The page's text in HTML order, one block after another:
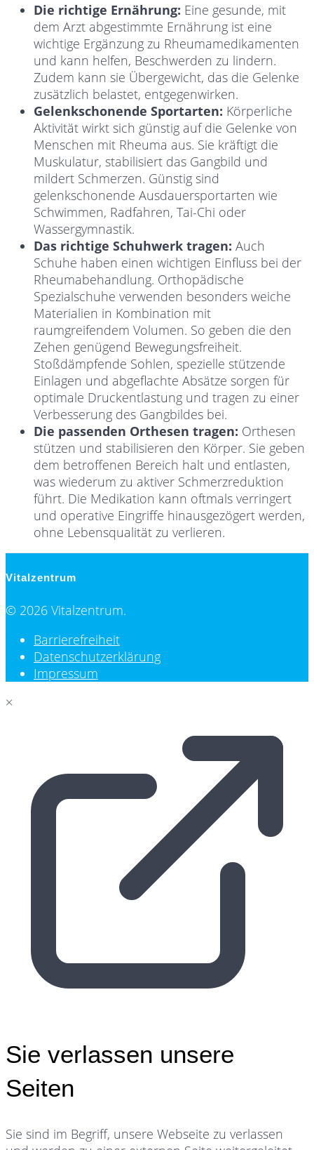
Die richtige Ernährung: Eine gesunde, mit
dem Arzt abgestimmte Ernährung ist eine
wichtige Ergänzung zu Rheumamedikamenten
und kann helfen, Beschwerden zu lindern.
Zudem kann sie Übergewicht, das die Gelenke
zusätzlich belastet, entgegenwirken.
Gelenkschonende Sportarten: Körperliche
Aktivität wirkt sich günstig auf die Gelenke von
Menschen mit Rheuma aus. Sie kräftigt die
Muskulatur, stabilisiert das Gangbild und
mildert Schmerzen. Günstig sind
gelenkschonende Ausdauersportarten wie
Schwimmen, Radfahren, Tai-Chi oder
Wassergymnastik.
Das richtige Schuhwerk tragen: Auch
Schuhe haben einen wichtigen Einfluss bei der
Rheumabehandlung. Orthopädische
Spezialschuhe verwenden besonders weiche
Materialien in Kombination mit
raumgreifendem Volumen. So geben die den
Zehen genügend Bewegungsfreiheit.
Stoßdämpfende Sohlen, spezielle stützende
Einlagen und abgeflachte Absätze sorgen für
optimale Druckentlastung und tragen zu einer
Verbesserung des Gangbildes bei.
Die passenden Orthesen tragen: Orthesen
stützen und stabilisieren den Körper. Sie geben
dem betroffenen Bereich halt und entlasten,
was wiederum zu aktiver Schmerzreduktion
führt. Die Medikation kann oftmals verringert
und operative Eingriffe hinausgezögert werden,
ohne Lebensqualität zu verlieren.
Vitalzentrum
© 2026 Vitalzentrum.
Barrierefreiheit
Datenschutzerklärung
Impressum
×
Sie verlassen unsere
Seiten
Sie sind im Begriff, unsere Webseite zu verlassen